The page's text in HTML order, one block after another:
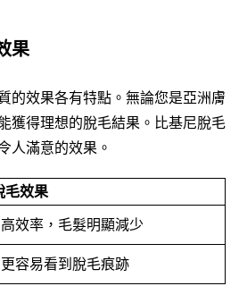
果
的效果各有特點。無論您是亞洲膚
獲得理想的脫毛結果。比基尼脫毛
人滿意的效果。
毛效果
高效率，毛髮明顯減少
更容易看到脫毛痕跡